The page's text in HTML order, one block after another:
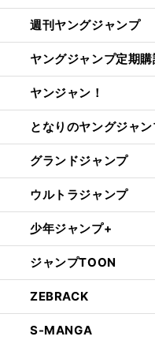
週刊ヤングジャンプ
ヤングジャンプ定期
ヤンジャン！
となりのヤングジャ
グランドジャンプ
ウルトラジャンプ
少年ジャンプ+
ジャンプTOON
ZEBRACK
S-MANGA